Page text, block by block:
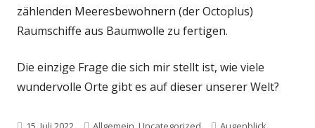
zählenden Meeresbewohnern (der Octoplus)
Raumschiffe aus Baumwolle zu fertigen.
Die einzige Frage die sich mir stellt ist, wie viele
wundervolle Orte gibt es auf dieser unserer Welt?
Veröffentlicht
Kategorien Schlagwörter